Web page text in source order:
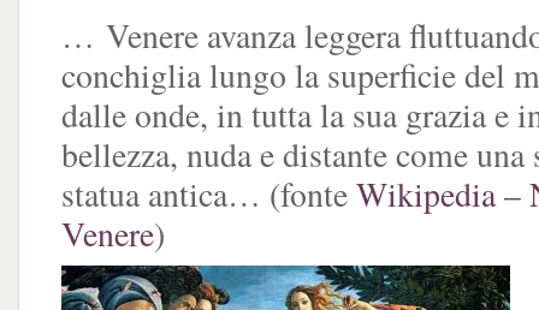
… Venere avanza leggera
conchiglia lungo la superficie del
dalle onde, in tutta la sua grazia e
bellezza, nuda e distante come una
statua antica… (fonteWikipedia –
Venere)